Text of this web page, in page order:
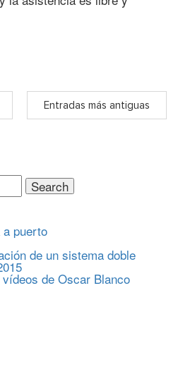
Entradas más antiguas
a puerto
de un sistema doble
de Oscar Blanco